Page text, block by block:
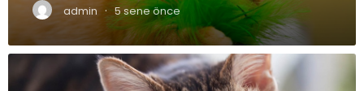
admin · 5 sene önce